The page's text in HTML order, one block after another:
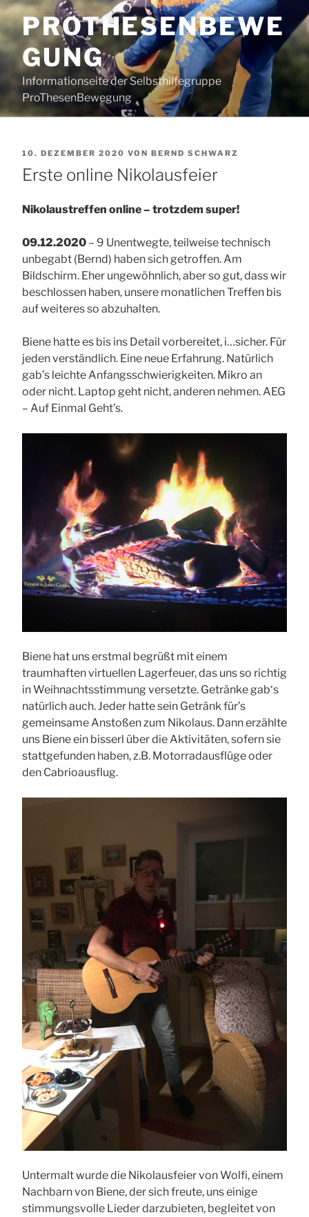
Zum
Inhalt
springenPROTHESENBEWE
GUNG
Informationseite der Selbsthilfegruppe
ProThesenBewegung
VERÖFFENTLICHT
AM
10. DEZEMBER 2020 VON BERND SCHWARZ
Erste online Nikolausfeier
Nikolaustreffen online – trotzdem super!
09.12.2020 – 9 Unentwegte, teilweise technisch
unbegabt (Bernd) haben sich getroffen. Am
Bildschirm. Eher ungewöhnlich, aber so gut, dass wir
beschlossen haben, unsere monatlichen Treffen bis
auf weiteres so abzuhalten.
Biene hatte es bis ins Detail vorbereitet, i…sicher. Für
jeden verständlich. Eine neue Erfahrung. Natürlich
gab’s leichte Anfangsschwierigkeiten. Mikro an
oder nicht. Laptop geht nicht, anderen nehmen. AEG
– Auf Einmal Geht’s.
Biene hat uns erstmal begrüßt mit einem
traumhaften virtuellen Lagerfeuer, das uns so richtig
in Weihnachtsstimmung versetzte. Getränke gab‘s
natürlich auch. Jeder hatte sein Getränk für’s
gemeinsame Anstoßen zum Nikolaus. Dann erzählte
uns Biene ein bisserl über die Aktivitäten, sofern sie
stattgefunden haben, z.B. Motorradausflüge oder
den Cabrioausflug.
Untermalt wurde die Nikolausfeier von Wolfi, einem
Nachbarn von Biene, der sich freute, uns einige
stimmungsvolle Lieder darzubieten, begleitet von